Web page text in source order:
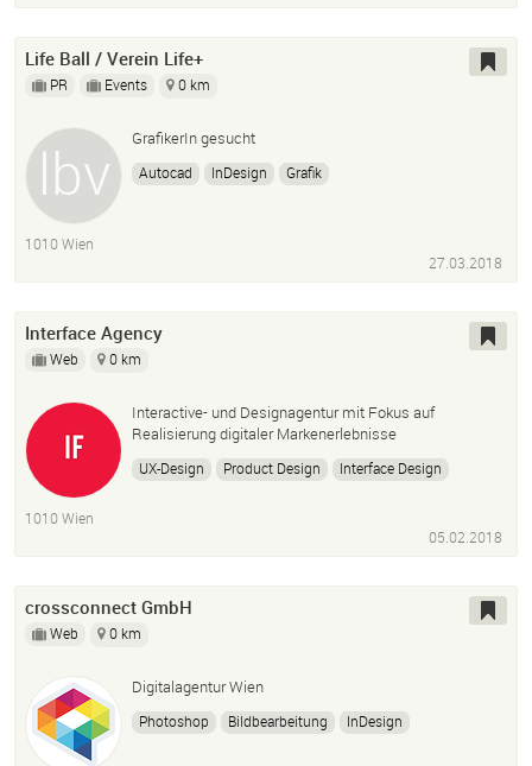
Life Ball / Verein Life+
PR Events 0 km
GrafikerIn gesucht
Autocad InDesign Grafik
1010 Wien
27.03.2018
Interface Agency
Web 0 km
Interactive- und Designagentur mit Fokus auf
Realisierung digitaler Markenerlebnisse
UX-Design Product Design
Interface Design
1010 Wien
05.02.2018
crossconnect GmbH
Web 0 km
Digitalagentur Wien
Photoshop Bildbearbeitung
InDesign